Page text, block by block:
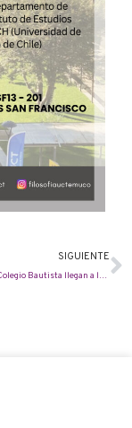
SIGUIENTE
Estudiantes del Colegio Bautista llegan a la UCT para debatir sobre ética y comunidad en la era digital